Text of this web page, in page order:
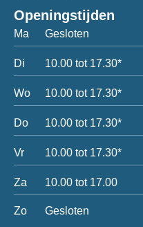
Openingstijden
Ma Gesloten
Di 10.00 tot 17.30*
Wo 10.00 tot 17.30*
Do 10.00 tot 17.30*
Vr 10.00 tot 17.30*
Za 10.00 tot 17.00
Zo Gesloten